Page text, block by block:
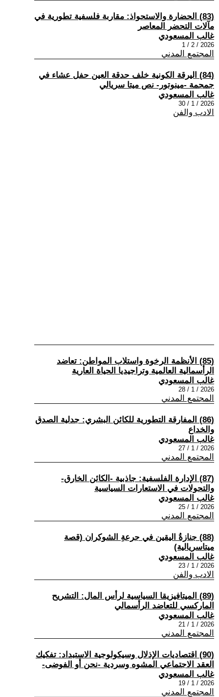
(83) الحضارة والاستحواذ: مقاربة فلسفية تطورية في
مآلات التحضر المعاصر
غالب المسعودي
2026 / 2 / 1
المجتمع المدني
(84) اليرقة الكونية خلف حدقة العين حفل عشاء في
جمجمة -مينوتور- نص ميتا سريالي
غالب المسعودي
2026 / 1 / 30
الادب والفن
(85) الأنظمة الرخوة واستلاب المواطن: تعاضد
الرأسمالية العالمية وتراجيديا الحياة العارية
غالب المسعودي
2026 / 1 / 28
المجتمع المدني
(86) المفارقة التطورية للكائن البشري: جدلية الصدق
والخداع
غالب المسعودي
2026 / 1 / 27
المجتمع المدني
(87) الإدارة الفلسفية: جاذبية -الكائن الخارق-
والتحولات في الاستعارات السياسية
غالب المسعودي
2026 / 1 / 25
المجتمع المدني
(88) جنازةُ اليقين في جرعةِ الشوكران (قصة
ميتاسريالية)
غالب المسعودي
2026 / 1 / 23
الادب والفن
(89) الميتافيزيقا السياسية لرأس المال: التشريح
الماركسي للتعاضد الرأسمالي
غالب المسعودي
2026 / 1 / 21
المجتمع المدني
(90) اقتصاديات الإذلال وسيكولوجية الاستبداد: تفكيك
العقد الاجتماعي المشوه وسردية -نحن أو الفوضى-
غالب المسعودي
2026 / 1 / 19
المجتمع المدني